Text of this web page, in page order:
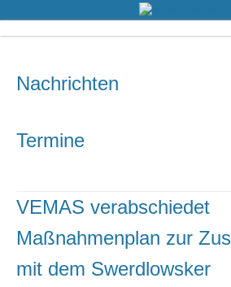
Nachrichten
Termine
VEMAS verabschiedet
Maßnahmenplan zur
mit dem Swerdlowsker